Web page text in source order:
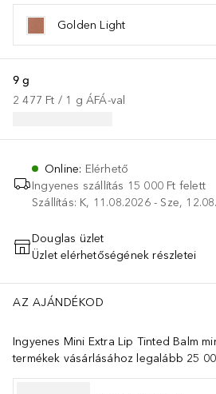
Golden Light
9 g
2 477 Ft / 1 g ÁFÁ-val
Online: Elérhető
Ingyenes szállítás 15 000 Ft felett
Szállítás: K, 11.08.2026 - Sze,
KOSÁRBA
Douglas üzlet
Üzlet elérhetőségének részletei
AZ AJÁNDÉKOD
Ingyenes Mini Extra Lip Tinted Balm
termékek vásárlásához legalább 25